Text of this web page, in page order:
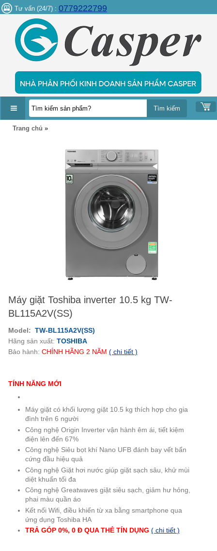
Tư vấn (24/7) : 0779222799
DANH
Trang chủ »
Máy giặt Toshiba inverter 10.5 kg TW-
BL115A2V(SS)
Model: TW-BL115A2V(SS)
Hãng sản xuất: TOSHIBA
Bảo hành: CHÍNH HÃNG 2 NĂM ( chi tiết )
TÍNH NĂNG MỚI
Máy giặt có khối lượng giặt 10.5 kg thích hợp cho gia
đình trên 6 người
Công nghệ Origin Inverter vận hành êm ái, tiết kiệm
điện lên đến 67%
Công nghệ Siêu bọt khí Nano UFB đánh bay vết bẩn
cứng đầu hiệu quả
Công nghệ Giặt hơi nước giúp giặt sạch sâu, khử mùi
diệt khuẩn tối đa
Công nghệ Greatwaves giặt siêu sạch, giảm hư hỏng,
phai màu quần áo
Kết nối Wifi, điều khiển từ xa bằng smartphone qua
ứng dụng Toshiba HA
TRẢ GÓP 0%, 0 Đ QUA THẺ TÍN DỤNG ( chi tiết )